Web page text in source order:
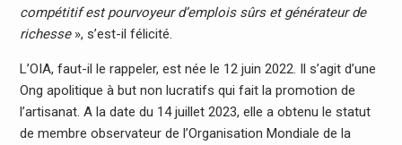
compétitif est pourvoyeur d’emplois sûrs et générateur de
richesse», s’est-il félicité.
L’OIA, faut-il le rappeler, est née le 12 juin 2022. Il s’agit d’une
Ong apolitique à but non lucratifs qui fait la promotion de
l’artisanat. A la date du 14 juillet 2023, elle a obtenu le statut
de membre observateur de l’Organisation Mondiale de la